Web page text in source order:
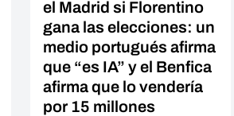
el Madrid si Florentino
gana las elecciones: un
medio portugués afirma
que “es IA” y el Benfica
afirma que lo vendería
por 15 millones